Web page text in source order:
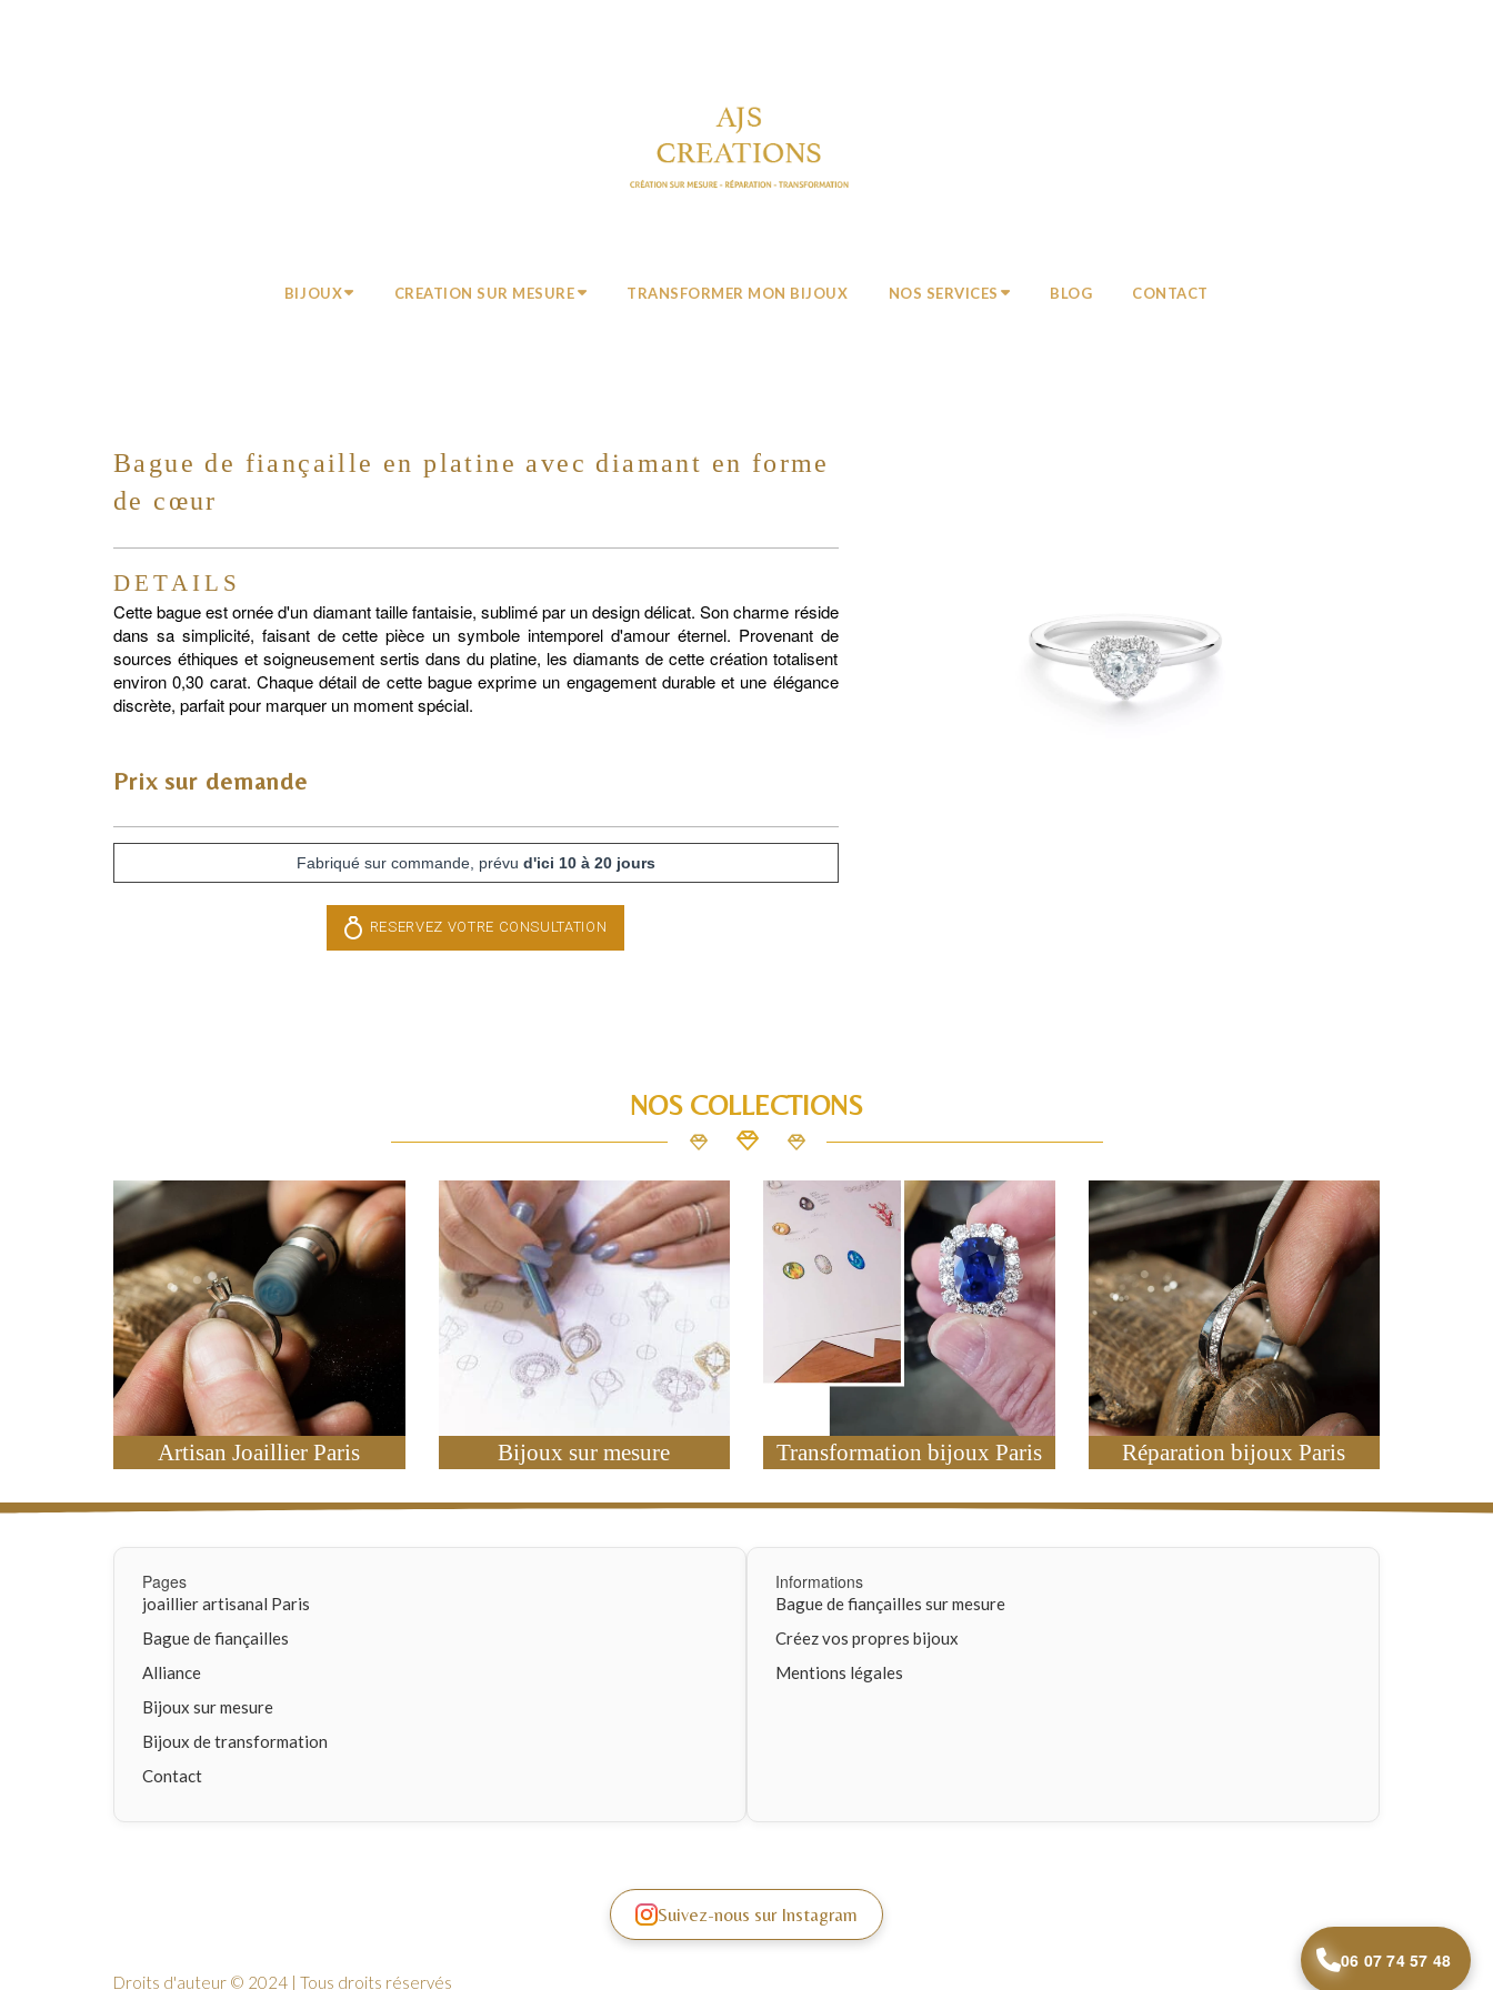
BIJOUX CREATION SUR MESURE TRANSFORMER MON BIJOUX NOS SERVICES BLOG CONTACT
Bague de fiançaille en platine avec diamant en forme
de cœur
DETAILS
Cette bague est ornée d'un diamant taille fantaisie, sublimé par un design délicat. Son charme réside
dans sa simplicité, faisant de cette pièce un symbole intemporel d'amour éternel. Provenant de
sources éthiques et soigneusement sertis dans du platine, les diamants de cette création totalisent
environ 0,30 carat. Chaque détail de cette bague exprime un engagement durable et une élégance
discrète, parfait pour marquer un moment spécial.
Prix sur demande
Fabriqué sur commande, prévu d'ici 10 à 20 jours
RESERVEZ VOTRE CONSULTATION
NOS COLLECTIONS
Artisan Joaillier Paris Bijoux sur mesure Transformation bijoux Paris Réparation bijoux Paris
Pages
joaillier artisanal Paris
Bague de fiançailles
Alliance
Bijoux sur mesure
Bijoux de transformation
Contact
Informations
Bague de fiançailles sur mesure
Créez vos propres bijoux
Mentions légales
06 07 74 57 48
Suivez-nous sur Instagram
Droits d'auteur © 2024 | Tous droits réservés